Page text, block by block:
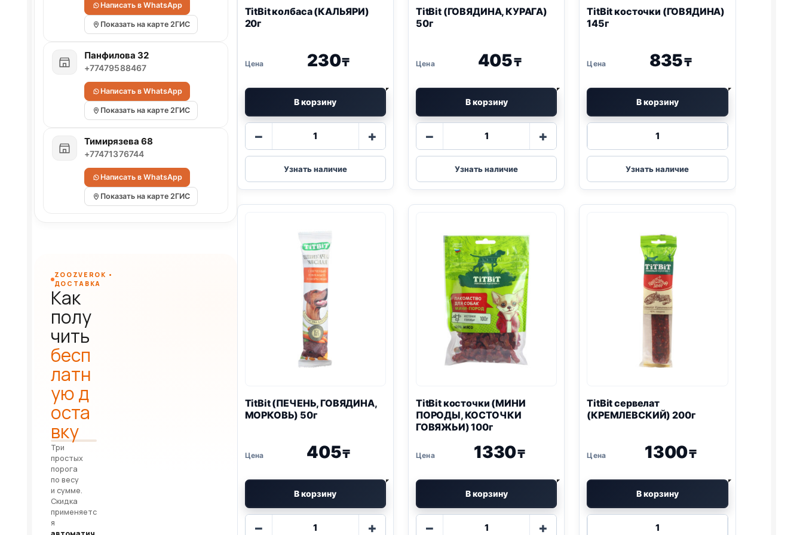
TitBit колбаса (КАЛЬЯРИ)
20г
230₸
В корзину
−
товара
TitBit
колбаса
20г
+
Узнать наличие
TitBit (ГОВЯДИНА, КУРАГА)
50г
405₸
В корзину
−
товара
TitBit
(ГОВЯДИНА,
50г
+
Узнать наличие
TitBit косточки (ГОВЯДИНА)
145г
835₸
В корзину
товара
TitBit
косточки
145г
Узнать наличие
TitBit (ПЕЧЕНЬ, ГОВЯДИНА,
МОРКОВЬ) 50г
405₸
В корзину
− +
TitBit косточки (МИНИ
ПОРОДЫ, КОСТОЧКИ
ГОВЯЖЬИ) 100г
1330₸
В корзину
− +
TitBit сервелат
(КРЕМЛЕВСКИЙ) 200г
1300₸
В корзину
Написать в WhatsApp
Показать на карте 2ГИС
Панфилова 32
+77479588467
Написать в WhatsApp
Показать на карте 2ГИС
Тимирязева 68
+77471376744
Написать в WhatsApp
Показать на карте 2ГИС
ZOOZVEROK •
ДОСТАВКА
Как
полу
чить
бесп
латн
ую д
оста
вку
Три
простых
порога
по весу
и сумме.
Скидка
применяетс
я